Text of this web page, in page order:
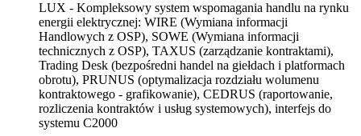
LUX - Kompleksowy system wspomagania handlu na rynku
energii elektrycznej: WIRE (Wymiana informacji
Handlowych z OSP), SOWE (Wymiana informacji
technicznych z OSP), TAXUS (zarządzanie kontraktami),
Trading Desk (bezpośredni handel na giełdach i platformach
obrotu), PRUNUS (optymalizacja rozdziału wolumenu
kontraktowego - grafikowanie), CEDRUS (raportowanie,
rozliczenia kontraktów i usług systemowych), interfejs do
systemu C2000